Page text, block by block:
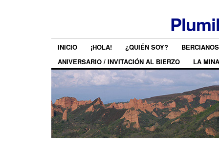
INICIO ¡HOLA! ¿QUIÉN SOY?
ANIVERSARIO / INVITACIÓN AL BIERZO
LA MINA